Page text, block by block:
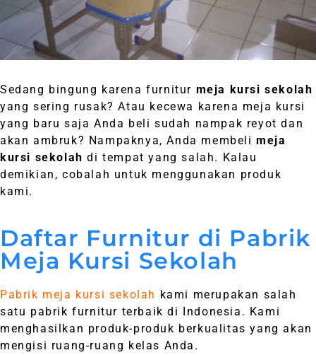
Sedang bingung karena furnitur meja kursi sekolah
yang sering rusak? Atau kecewa karena meja kursi
yang baru saja Anda beli sudah nampak reyot dan
akan ambruk? Nampaknya, Anda membelimeja
kursi sekolah di tempat yang salah. Kalau
demikian, cobalah untuk menggunakan produk
kami.
Daftar Furnitur di Pabrik
Meja Kursi Sekolah
Pabrik meja kursi sekolah kami merupakan salah
satu pabrik furnitur terbaik di Indonesia. Kami
menghasilkan produk-produk berkualitas yang akan
mengisi ruang-ruang kelas Anda.